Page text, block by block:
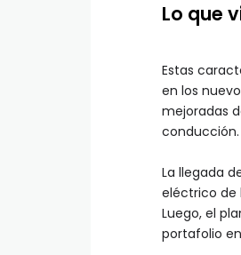
Lo que
Estas
en los
mejoradas
conducción.
La llegada
eléctrico de
Luego, el
portafolio